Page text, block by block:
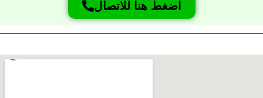
اضغط هنا للاتصال